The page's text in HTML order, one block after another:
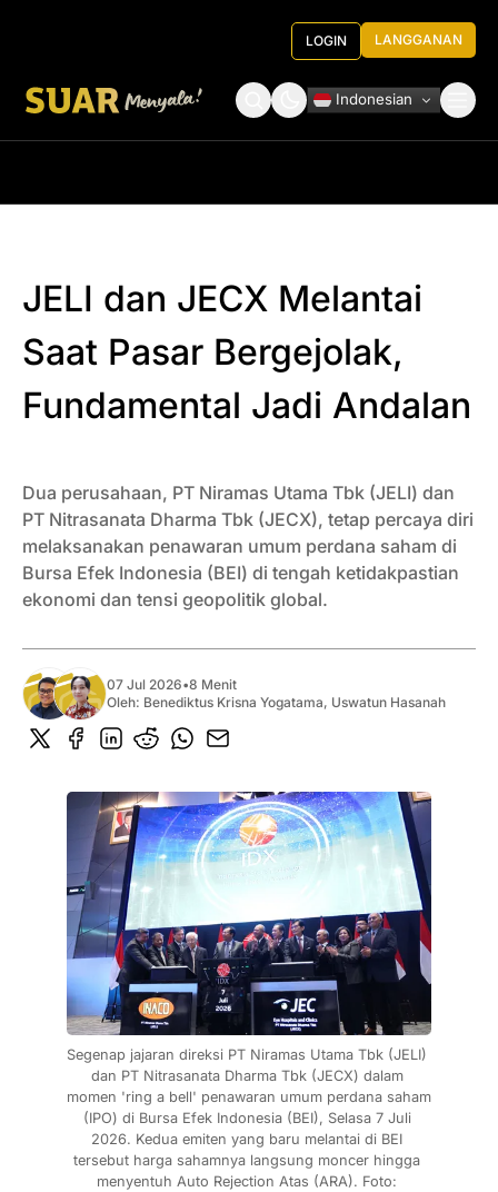
LOGIN LANGGANAN
Indonesian
JELI dan JECX Melantai
Saat Pasar Bergejolak,
Fundamental Jadi Andalan
Dua perusahaan, PT Niramas Utama Tbk (JELI) dan
PT Nitrasanata Dharma Tbk (JECX), tetap percaya diri
melaksanakan penawaran umum perdana saham di
Bursa Efek Indonesia (BEI) di tengah ketidakpastian
ekonomi dan tensi geopolitik global.
07 Jul 2026•8 Menit
Oleh: Benediktus Krisna Yogatama, Uswatun Hasanah
Segenap jajaran direksi PT Niramas Utama Tbk (JELI)
dan PT Nitrasanata Dharma Tbk (JECX) dalam
momen 'ring a bell' penawaran umum perdana saham
(IPO) di Bursa Efek Indonesia (BEI), Selasa 7 Juli
2026. Kedua emiten yang baru melantai di BEI
tersebut harga sahamnya langsung moncer hingga
menyentuh Auto Rejection Atas (ARA). Foto: